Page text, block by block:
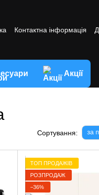
Контактна інформація
Акції
Сортування: за
ТОП ПРОДАЖІВ
РОЗПРОДАЖ
−36%